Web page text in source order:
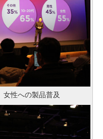
女性への製品普及